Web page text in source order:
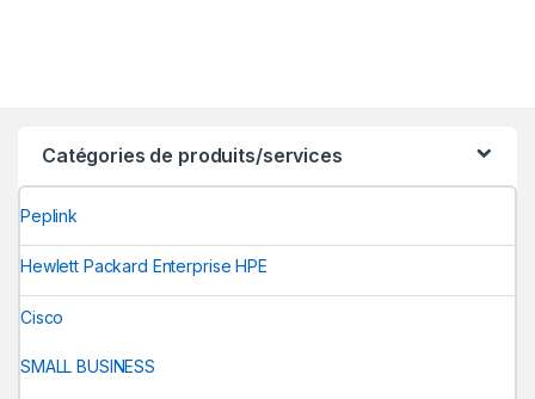
Catégories de produits/services
Peplink
Hewlett Packard Enterprise HPE
Cisco
SMALL BUSINESS